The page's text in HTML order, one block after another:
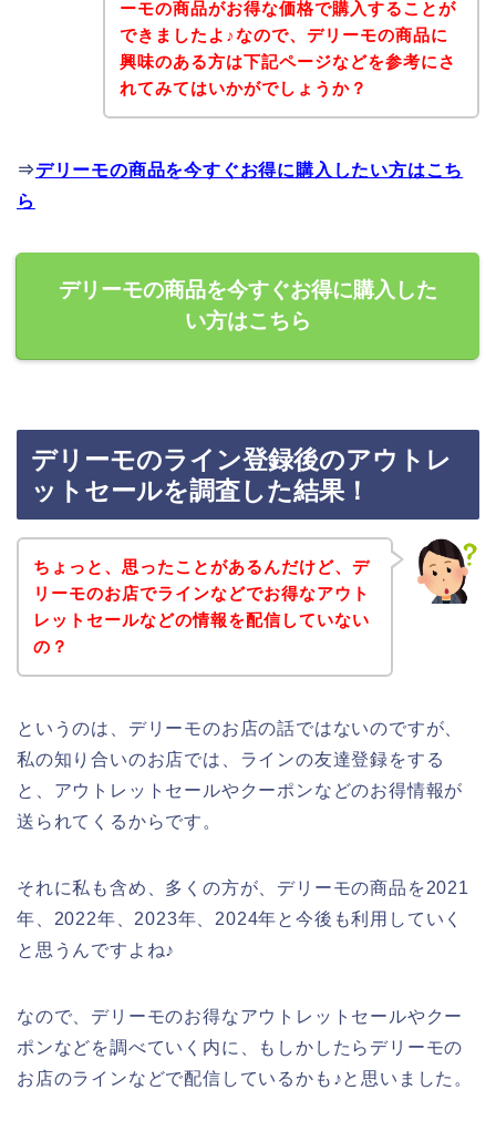
ーモの商品がお得な価格で購入することが
できましたよ♪なので、デリーモの商品に
興味のある方は下記ページなどを参考にさ
れてみてはいかがでしょうか？
⇒デリーモの商品を今すぐお得に購入したい方はこち
ら
デリーモの商品を今すぐお得に購入した
い方はこちら
デリーモのライン登録後のアウトレ
ットセールを調査した結果！
ちょっと、思ったことがあるんだけど、デ
リーモのお店でラインなどでお得なアウト
レットセールなどの情報を配信していない
の？
というのは、デリーモのお店の話ではないのですが、
私の知り合いのお店では、ラインの友達登録をする
と、アウトレットセールやクーポンなどのお得情報が
送られてくるからです。
それに私も含め、多くの方が、デリーモの商品を2021
年、2022年、2023年、2024年と今後も利用していく
と思うんですよね♪
なので、デリーモのお得なアウトレットセールやクー
ポンなどを調べていく内に、もしかしたらデリーモの
お店のラインなどで配信しているかも♪と思いました。